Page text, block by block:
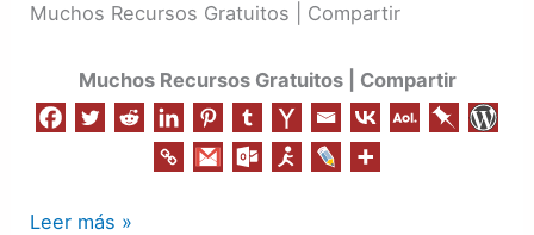
Muchos Recursos Gratuitos | Compartir
Muchos Recursos Gratuitos | Compartir
Leer más »